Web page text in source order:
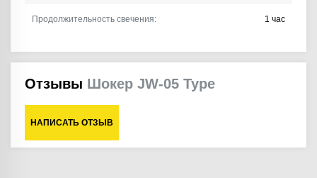
Продолжительность свечения: 1 час
Отзывы Шокер JW-05 Type
НАПИСАТЬ ОТЗЫВ